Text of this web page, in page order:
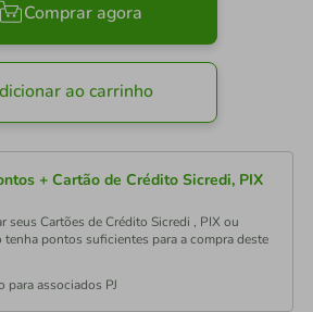
Comprar agora
ao carrinho
+ Cartão de Crédito Sicredi, PIX
seus Cartões de Crédito Sicredi , PIX ou
tenha pontos suficientes para a compra deste
associados PJ